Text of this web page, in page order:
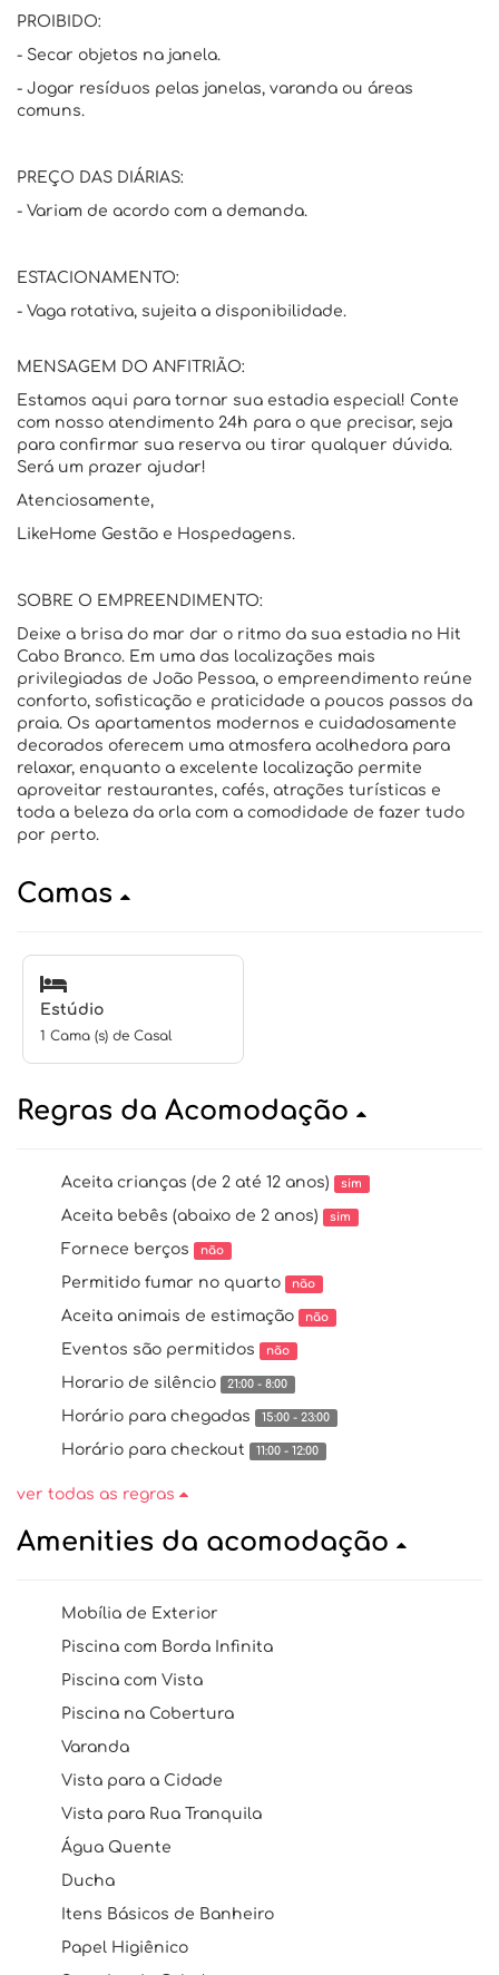
PROIBIDO:
- Secar objetos na janela.
- Jogar resíduos pelas janelas, varanda ou áreas
comuns.
PREÇO DAS DIÁRIAS:
- Variam de acordo com a demanda.
ESTACIONAMENTO:
- Vaga rotativa, sujeita a disponibilidade.
MENSAGEM DO ANFITRIÃO:
Estamos aqui para tornar sua estadia especial! Conte
com nosso atendimento 24h para o que precisar, seja
para confirmar sua reserva ou tirar qualquer dúvida.
Será um prazer ajudar!
Atenciosamente,
LikeHome Gestão e Hospedagens.
SOBRE O EMPREENDIMENTO:
Deixe a brisa do mar dar o ritmo da sua estadia no Hit
Cabo Branco. Em uma das localizações mais
privilegiadas de João Pessoa, o empreendimento reúne
conforto, sofisticação e praticidade a poucos passos da
praia. Os apartamentos modernos e cuidadosamente
decorados oferecem uma atmosfera acolhedora para
relaxar, enquanto a excelente localização permite
aproveitar restaurantes, cafés, atrações turísticas e
toda a beleza da orla com a comodidade de fazer tudo
por perto.
Camas
Estúdio
1 Cama (s) de Casal
Regras da Acomodação
Aceita crianças (de 2 até 12 anos) sim
Aceita bebês (abaixo de 2 anos) sim
Fornece berços não
Permitido fumar no quarto não
Aceita animais de estimação não
Eventos são permitidos não
Horario de silêncio 21:00 - 8:00
Horário para chegadas 15:00 - 23:00
Horário para checkout 11:00 - 12:00
ver todas as regras
Amenities da acomodação
Mobília de Exterior
Piscina com Borda Infinita
Piscina com Vista
Piscina na Cobertura
Varanda
Vista para a Cidade
Vista para Rua Tranquila
Água Quente
Ducha
Itens Básicos de Banheiro
Papel Higiênico